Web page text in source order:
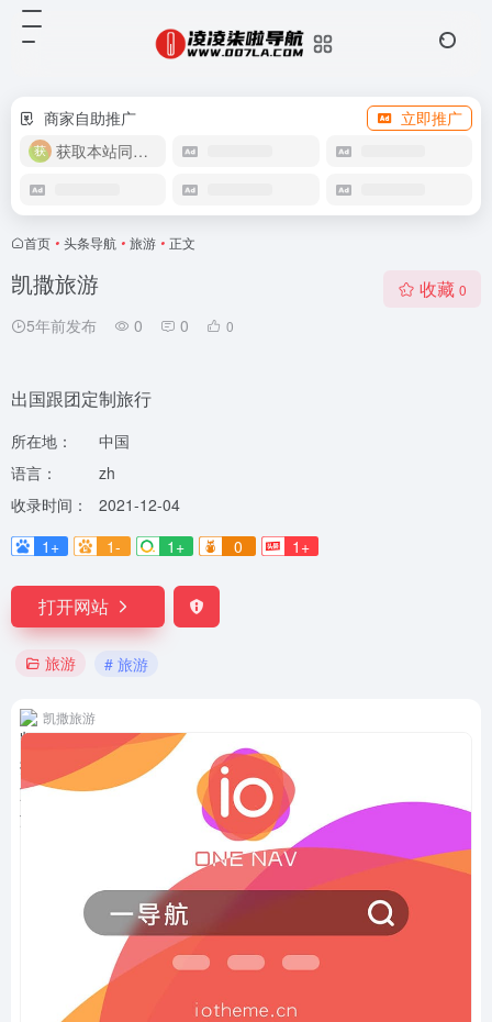
商家自助推广
立即推广
获取本站同款主题
首页 • 头条导航 • 旅游 • 正文
凯撒旅游
5年前发布 0 0 0
收藏 0
出国跟团定制旅行
所在地：
中国
语言：
zh
收录时间：
2021-12-04
1+
1- 1+ 0 1+
打开网站
旅游 # 旅游
凯撒旅游